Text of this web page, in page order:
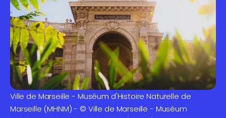
Ville de Marseille - Muséum d'Histoire Naturelle de
Marseille (MHNM) - © Ville de Marseille - Muséum